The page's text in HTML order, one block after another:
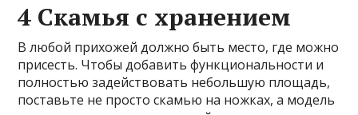
4 Скамья с хранением
В любой прихожей должно быть место, где можно
присесть. Чтобы добавить функциональности и
полностью задействовать небольшую площадь,
поставьте не просто скамью на ножках, а модель